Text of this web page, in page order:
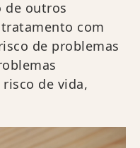
de outros
com
de problemas
de vida,